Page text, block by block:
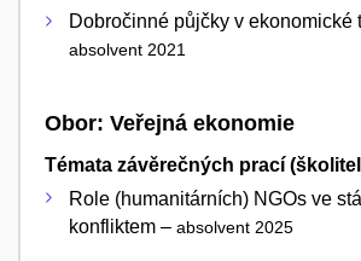
Dobročinné půjčky v ekonomické
absolvent 2021
Obor: Veřejná ekonomie
Témata závěrečných prací
Role (humanitárních) NGOs ve
konfliktem – absolvent 2025